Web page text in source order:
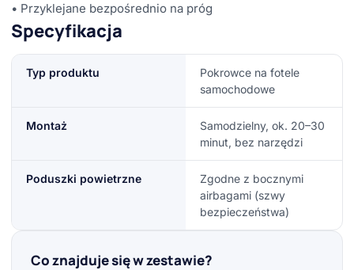
• Przyklejane bezpośrednio na próg
Specyfikacja
Typ produktu
Pokrowce na fotele
samochodowe
Montaż
Samodzielny, ok. 20–30
minut, bez narzędzi
Poduszki powietrzne
Zgodne z bocznymi
airbagami (szwy
bezpieczeństwa)
Co znajduje się w zestawie?